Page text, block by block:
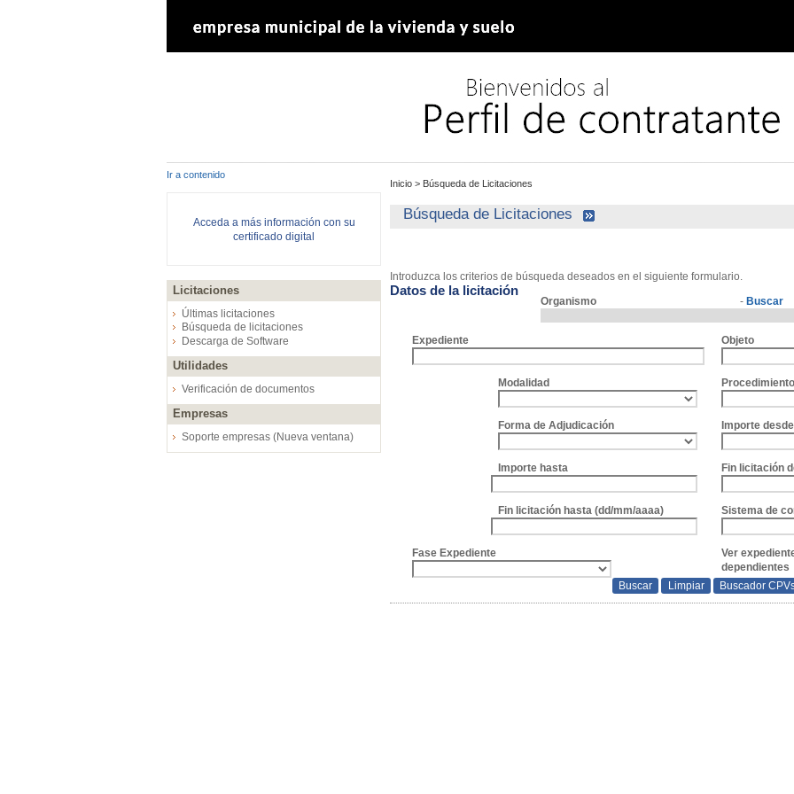
Ir a contenido
Acceda a más información con su
certificado digital
Licitaciones
Últimas licitaciones
Búsqueda de licitaciones
Descarga de Software
Utilidades
Verificación de documentos
Empresas
Soporte empresas (Nueva ventana)
Inicio > Búsqueda de Licitaciones
Búsqueda de Licitaciones
Introduzca los criterios de búsqueda deseados en el siguiente formulario.
Datos de la licitación
Organismo - Buscar
Expediente Objeto
Modalidad
Forma de Adjudicación Importe desde
Importe hasta Fin licitación
Fin licitación hasta (dd/mm/aaaa) Sistema de
Fase Expediente
Ver
dependientes